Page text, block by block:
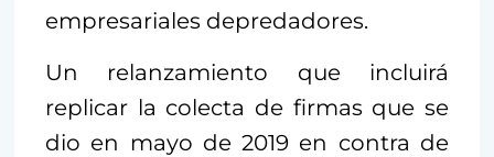
empresariales depredadores.
Un relanzamiento que incluirá
replicar la colecta de firmas que se
dio en mayo de 2019 en contra de